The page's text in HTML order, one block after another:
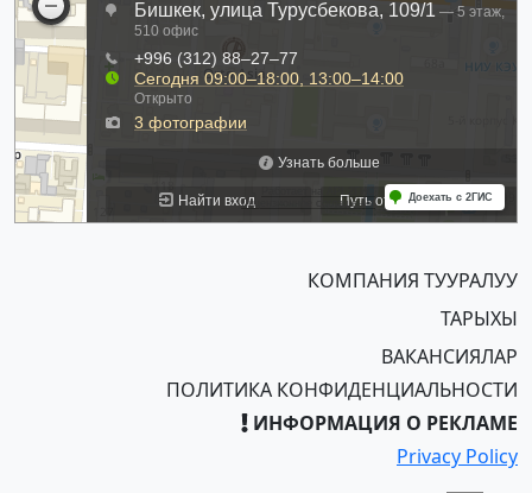
КОМПАНИЯ ТУУРАЛУУ
ТАРЫХЫ
ВАКАНСИЯЛАР
ПОЛИТИКА КОНФИДЕНЦИАЛЬНОСТИ
ИНФОРМАЦИЯ О РЕКЛАМЕ
Privacy Policy